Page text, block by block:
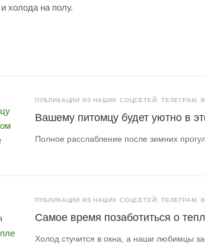
холода на полу.
ПУБЛИКАЦИИ ИЗ НАШИХ СОЦСЕТЕЙ: ТЕЛЕГРАМ,
Вашему питомцу будет уютно в
Полное расслабление после зимних
ПУБЛИКАЦИИ ИЗ НАШИХ СОЦСЕТЕЙ: ТЕЛЕГРАМ,
Самое время позаботиться о
Холод стучится в окна, а наши любимцы